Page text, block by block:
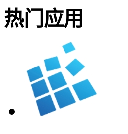
热门应用